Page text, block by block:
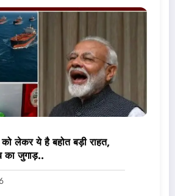
लेकर ये है बहोत बड़ी राहत,
का जुगाड़..